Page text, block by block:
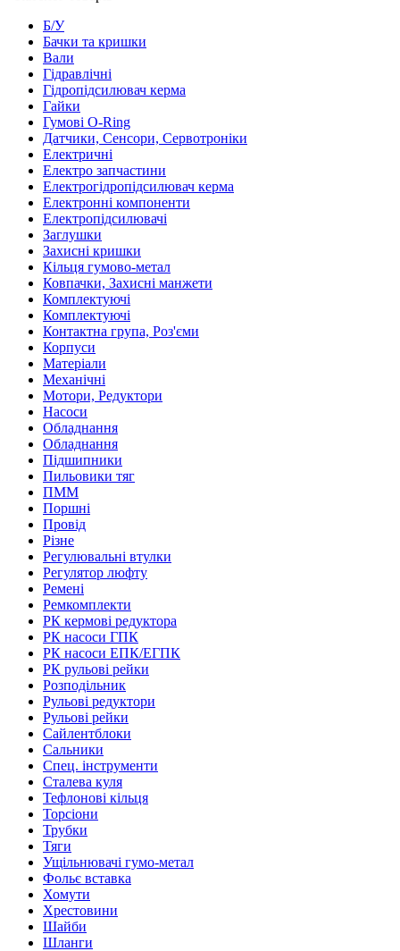
Б/У
Бачки та кришки
Вали
Гідравлічні
Гідропідсилювач керма
Гайки
Гумові O-Ring
Датчики, Сенсори, Сервотроніки
Електричні
Електро запчастини
Електрогідропідсилювач керма
Електронні компоненти
Електропідсилювачі
Заглушки
Захисні кришки
Кільця гумово-метал
Ковпачки, Захисні манжети
Комплектуючі
Комплектуючі
Контактна група, Роз'єми
Корпуси
Матеріали
Механічні
Мотори, Редуктори
Насоси
Обладнання
Обладнання
Підшипники
Пильовики тяг
ПММ
Поршні
Провід
Різне
Регулювальні втулки
Регулятор люфту
Ремені
Ремкомплекти
РК кермові редуктора
РК насоси ГПК
РК насоси ЕПК/ЕГПК
РК рульові рейки
Розподільник
Рульові редуктори
Рульові рейки
Сайлентблоки
Сальники
Спец. інструменти
Сталева куля
Тефлонові кільця
Торсіони
Трубки
Тяги
Ущільнювачі гумо-метал
Фольє вставка
Хомути
Хрестовини
Шайби
Шланги